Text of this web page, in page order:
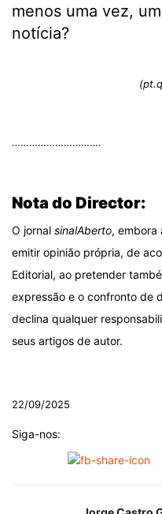
menos uma vez,
notícia?
(
………………………….
Nota do Director:
O jornal sinalAberto, embora
emitir opinião própria, de
Editorial, ao pretender
expressão e o confronto de
declina qualquer
seus artigos de autor.
22/09/2025
Siga-nos: